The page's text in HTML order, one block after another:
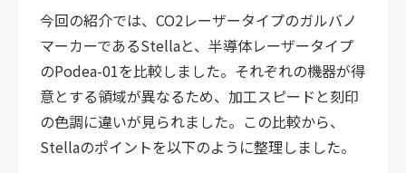
今回の紹介では、CO2レーザータイプのガルバノ
マーカーであるStellaと、半導体レーザータイプ
のPodea-01を比較しました。それぞれの機器が得
意とする領域が異なるため、加工スピードと刻印
の色調に違いが見られました。この比較から、
Stellaのポイントを以下のように整理しました。